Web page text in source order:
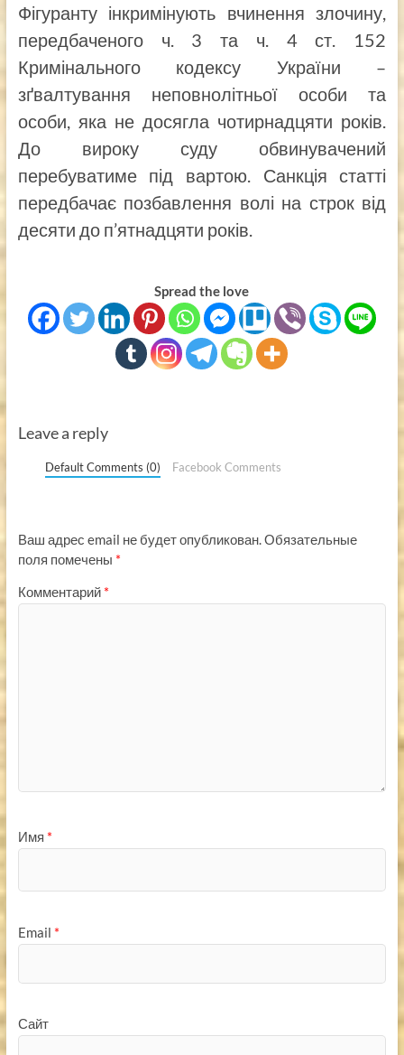
Фігуранту інкримінують вчинення злочину,
передбаченого ч. 3 та ч. 4 ст. 152
Кримінального кодексу України –
зґвалтування неповнолітньої особи та
особи, яка не досягла чотирнадцяти років.
До вироку суду обвинувачений
перебуватиме під вартою. Санкція статті
передбачає позбавлення волі на строк від
десяти до п’ятнадцяти років.
Spread the love
Leave a reply
Default Comments (0) Facebook Comments
Ваш адрес email не будет опубликован.Обязательные
поля помечены *
Комментарий *
Имя *
Email *
Сайт